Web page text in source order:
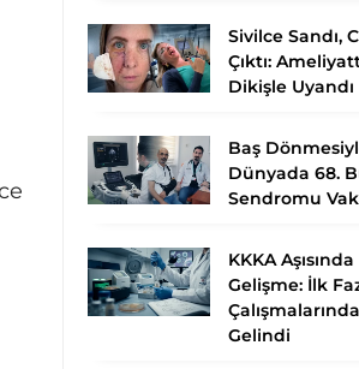
Sivilce Sandı,
Çıktı:
Dikişle Uyandı
Baş
Dünyada 68.
Sendromu
KKKA
Gelişme: İlk
Gelindi